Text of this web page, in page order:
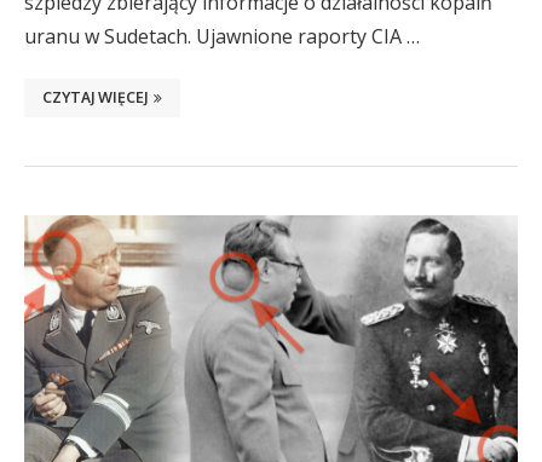
uranu w Sudetach. Ujawnione raporty CIA …
CZYTAJ WIĘCEJ